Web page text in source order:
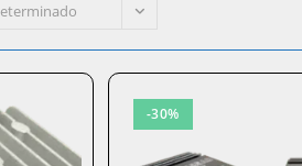
-30%